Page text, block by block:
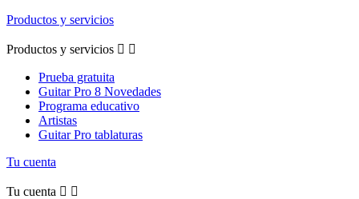
Productos y servicios
Productos y servicios  
Prueba gratuita
Guitar Pro 8 Novedades
Programa educativo
Artistas
Guitar Pro tablaturas
Tu cuenta
Tu cuenta  